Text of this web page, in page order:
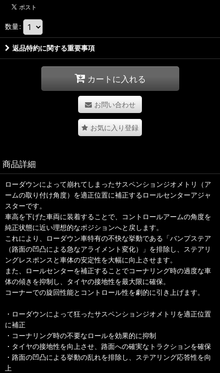
数量:
返品特約に関する重要事項
カートに入れる
お問い合わせ
お気に入り登録
商品詳細
ローダウンによって崩れてしまったサスペンションジオメトリ（ア
ームの取り付け角度）を適正位置に補正するロールセンターアジャ
スターです。
車高を下げた車両に装着することで、コントロールアームの角度を
純正状態に近い理想的なポジションへと戻します。
これにより、ローダウン車特有の不快な挙動である「バンプステア
（路面の凹凸による急なアライメント変化）」を排除し、ステアリ
ングレスポンスと車体の安定性を大幅に向上させます。
また、ロールセンターを補正することでコーナリング時の過度な車
体の傾きを抑制し、タイヤの接地性を最大限に確保。
コーナーでの旋回性能とコントロール性を劇的に引き上げます。
・ローダウンによって狂ったサスペンションジオメトリを適正位置
に補正
・コーナリング時の不要なロールを効果的に抑制
・タイヤの接地性を向上させ、路面への確実なトラクションを確保
・路面の凹凸による挙動の乱れを排除し、ステアリング応答性を向
上